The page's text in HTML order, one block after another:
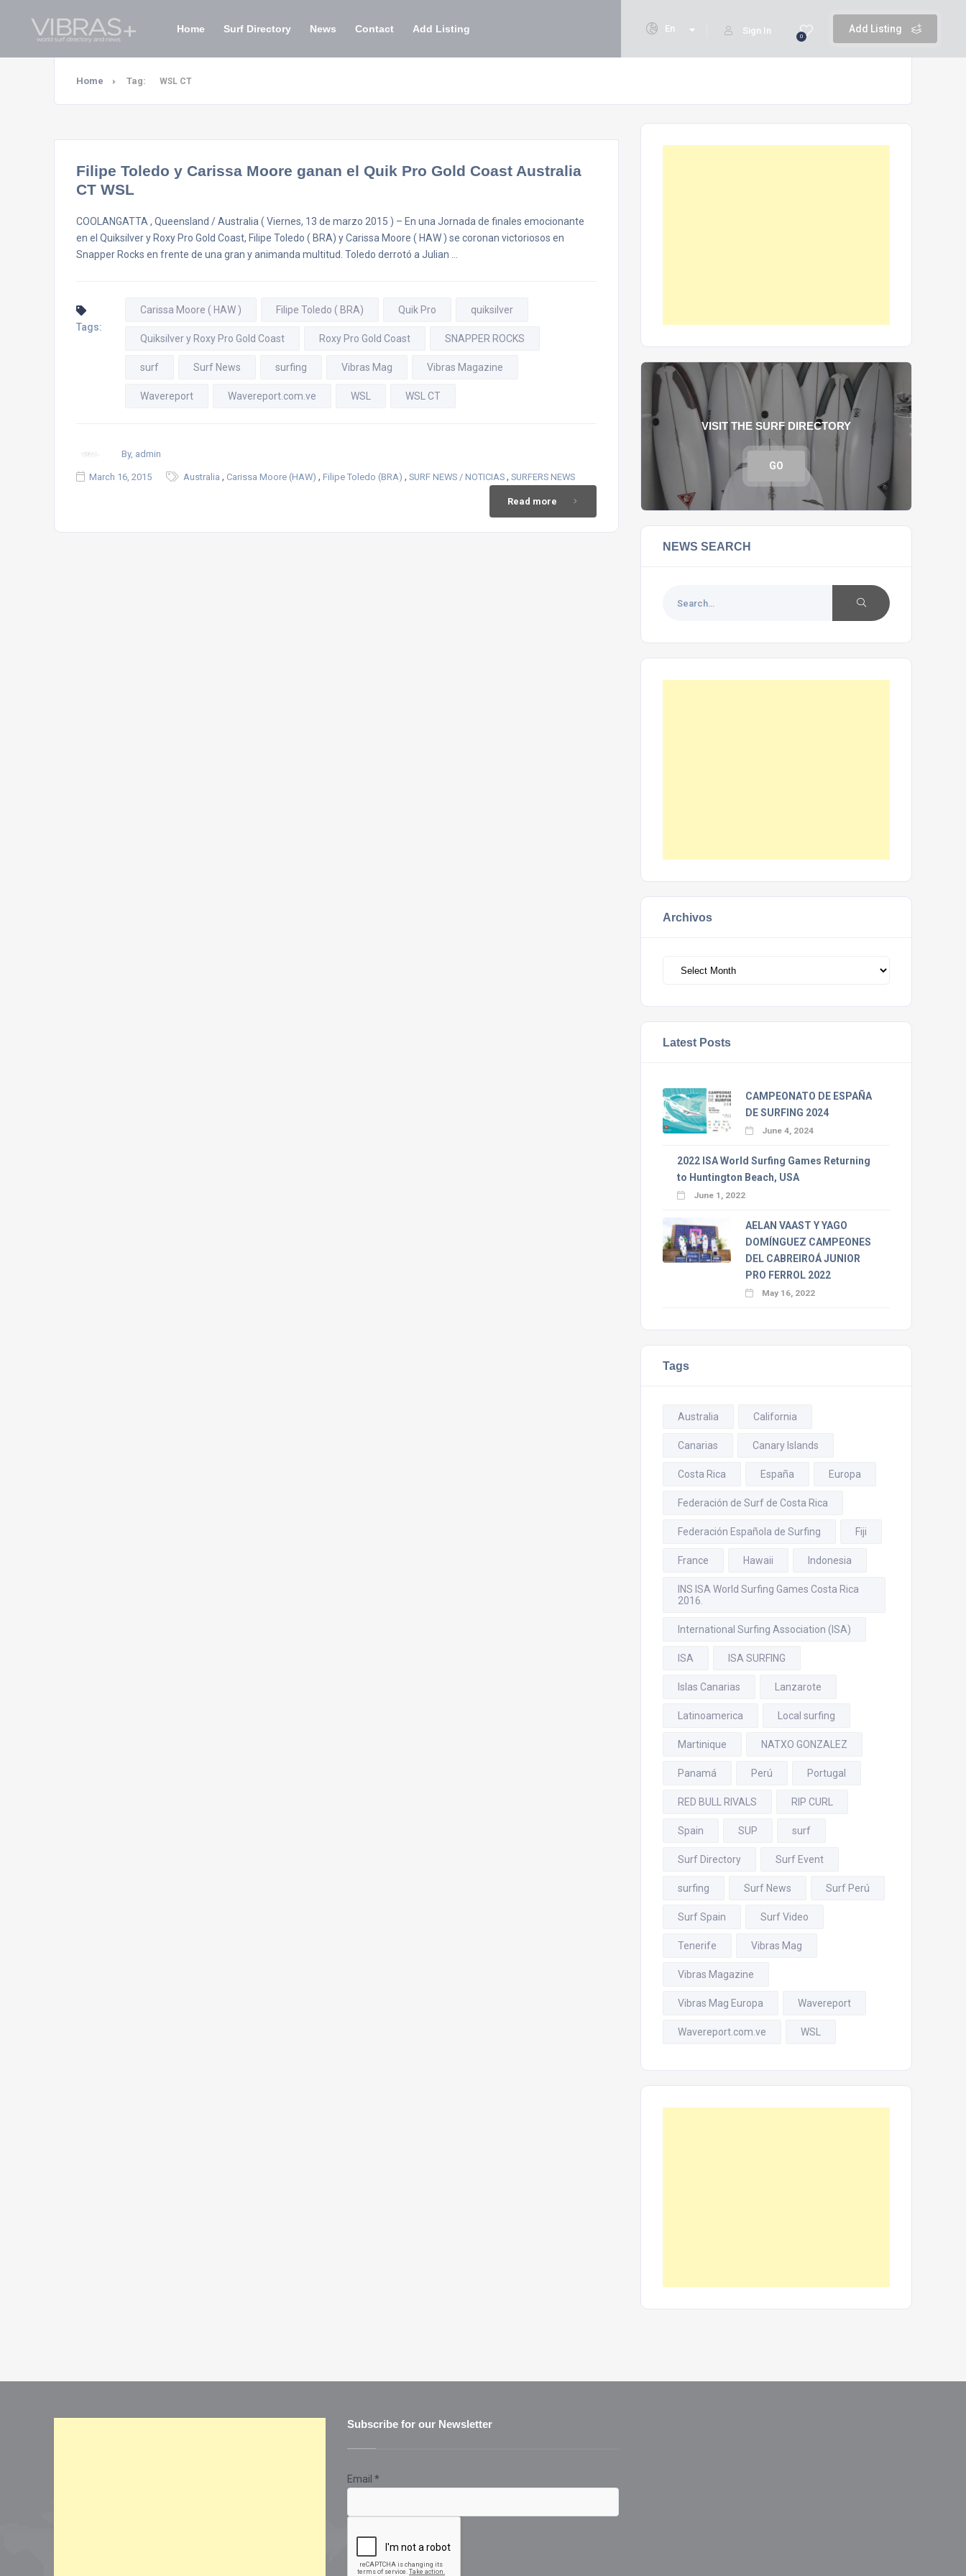
Add Listing
0
Sign In
En
Home Surf Directory News Contact Add Listing
Home Tag: WSL CT
Filipe Toledo y Carissa Moore ganan el Quik Pro Gold Coast Australia
CT WSL
COOLANGATTA , Queensland / Australia ( Viernes, 13 de marzo 2015 ) – En una Jornada de finales emocionante
en el Quiksilver y Roxy Pro Gold Coast, Filipe Toledo ( BRA) y Carissa Moore ( HAW ) se coronan victoriosos en
Snapper Rocks en frente de una gran y animanda multitud. Toledo derrotó a Julian …
Tags:
Carissa Moore ( HAW ) Filipe Toledo ( BRA) Quik Pro quiksilver
Quiksilver y Roxy Pro Gold Coast Roxy Pro Gold Coast SNAPPER ROCKS
surf Surf News surfing Vibras Mag Vibras Magazine
Wavereport Wavereport.com.ve WSL WSL CT
By, admin
March 16, 2015 Australia , Carissa Moore (HAW) , Filipe Toledo (BRA) , SURF NEWS / NOTICIAS , SURFERS NEWS
Read more
VISIT THE SURF DIRECTORY
GO
NEWS SEARCH
Archivos
Latest Posts
CAMPEONATO DE ESPAÑA
DE SURFING 2024
June 4, 2024
2022 ISA World Surfing Games Returning
to Huntington Beach, USA
June 1, 2022
AELAN VAAST Y YAGO
DOMÍNGUEZ CAMPEONES
DEL CABREIROÁ JUNIOR
PRO FERROL 2022
May 16, 2022
Tags
Australia California
Canarias Canary Islands
Costa Rica España Europa
Federación de Surf de Costa Rica
Federación Española de Surfing Fiji
France Hawaii Indonesia
INS ISA World Surfing Games Costa Rica
2016.
International Surfing Association (ISA)
ISA ISA SURFING
Islas Canarias Lanzarote
Latinoamerica Local surfing
Martinique NATXO GONZALEZ
Panamá Perú Portugal
RED BULL RIVALS RIP CURL
Spain SUP surf
Surf Directory Surf Event
surfing Surf News Surf Perú
Surf Spain Surf Video
Tenerife Vibras Mag
Vibras Magazine
Vibras Mag Europa Wavereport
Wavereport.com.ve WSL
Subscribe for our Newsletter
Email *